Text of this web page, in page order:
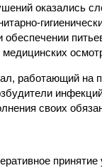
оказались
обеспечении
работающий на
своих